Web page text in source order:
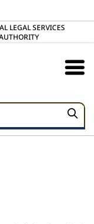
LEGAL SERVICES